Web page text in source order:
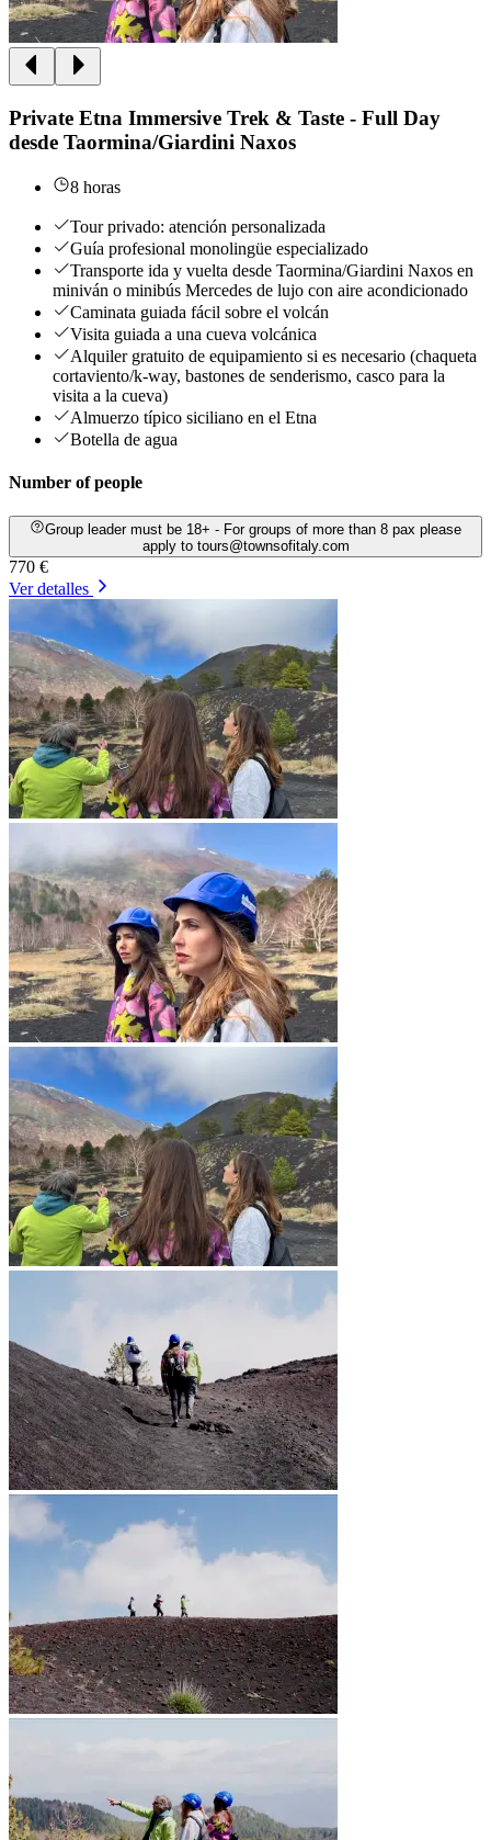
Private Etna Immersive Trek & Taste - Full Day
desde Taormina/Giardini Naxos
8 horas
Tour privado: atención personalizada
Guía profesional monolingüe especializado
Transporte ida y vuelta desde Taormina/Giardini Naxos en
miniván o minibús Mercedes de lujo con aire acondicionado
Caminata guiada fácil sobre el volcán
Visita guiada a una cueva volcánica
Alquiler gratuito de equipamiento si es necesario (chaqueta
cortaviento/k-way, bastones de senderismo, casco para la
visita a la cueva)
Almuerzo típico siciliano en el Etna
Botella de agua
Number of people
Group leader must be 18+ - For groups of more than 8 pax please
apply to tours@townsofitaly.com
770 €
Ver detalles